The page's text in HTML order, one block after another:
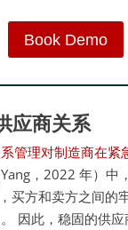
Book Demo
应商关系
管理对制造商在紧
，2022 年）中
买方和卖方之间的
因此，稳固的供